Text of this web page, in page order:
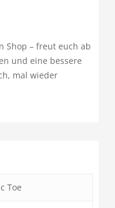
Shop – freut euch ab
und eine bessere
mal wieder
Toe